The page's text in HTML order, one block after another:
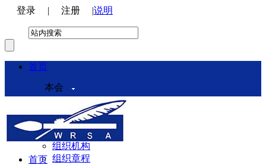
登录 | 注册 |说明
首页
本会
本会介绍
领导机构
理事会
组织机构
组织章程
首页